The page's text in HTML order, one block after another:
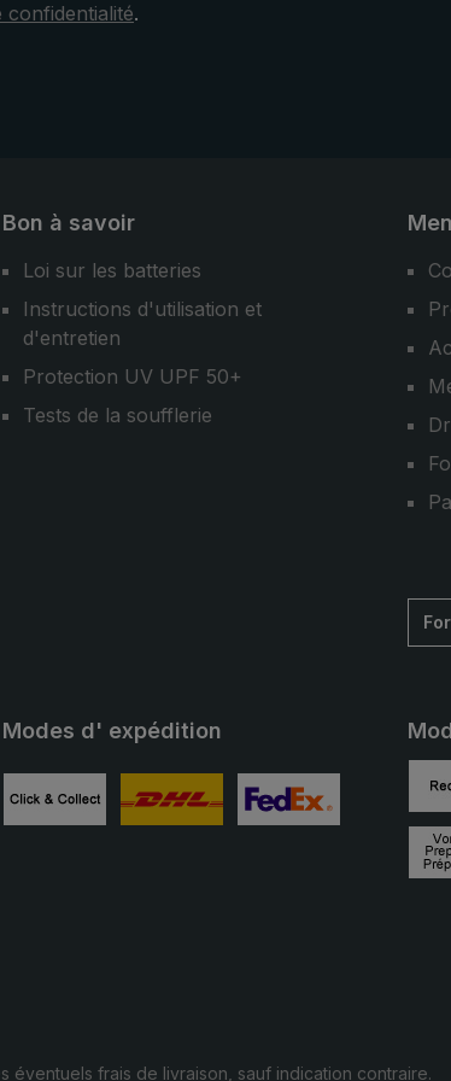
véritable. Des matériaux
confidentialité.
Bon à savoir
Loi sur les batteries
Instructions d'utilisation et
d'entretien
Protection UV UPF 50+
Tests de la soufflerie
Modes d' expédition
Image personnalisée 3
éventuels frais de livraison, sauf indication contraire.